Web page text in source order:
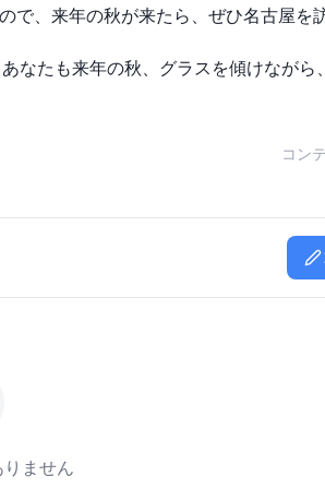
で、来年の秋が来たら、ぜひ名古屋を
なたも来年の秋、グラスを傾けながら
コン
りません